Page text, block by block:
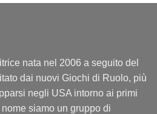
nata nel 2006 a seguito del
dai nuovi Giochi di Ruolo, più
negli USA intorno ai primi
siamo un gruppo di